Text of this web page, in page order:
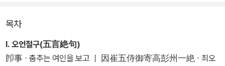
두보의 절구는 대체적으로 떫고 거칠다. 굳이 그윽한 운치를 추구하
려 하지 않고 마구 울부짖으며 자신의 감정과 사회 현실을 노래했다.
전아한 울림을 추구하는 당시의 풍조에서 두보의 거칠고 새로운 노래
목차
I. 오언절구(五言絶句)
卽事 ∙ 춤추는 여인을 보고 ｜ 因崔五侍御寄高彭州一絶 ∙ 최오